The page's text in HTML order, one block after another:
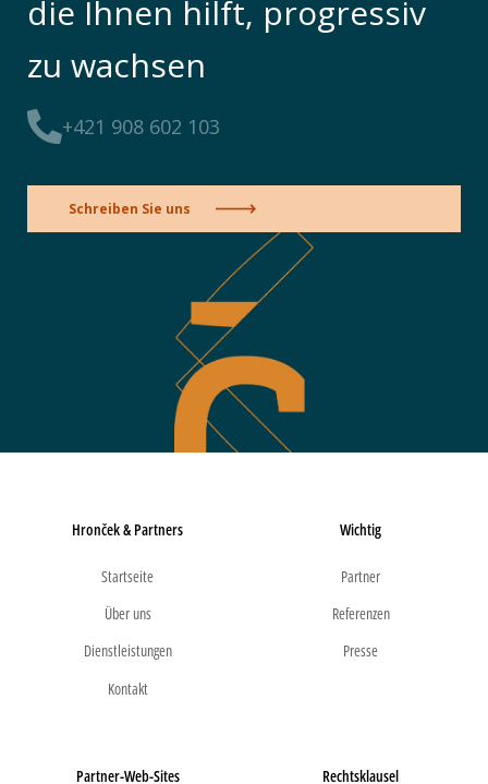
die Ihnen hilft, progressiv
zu wachsen
+421 908 602 103
Schreiben Sie uns
Hronček & Partners
Startseite
Über uns
Dienstleistungen
Kontakt
Wichtig
Partner
Referenzen
Presse
Partner-Web-Sites Rechtsklausel